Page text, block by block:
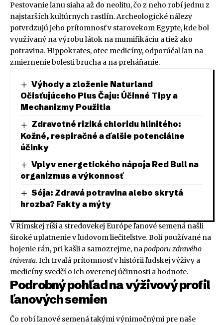
Pestovanie ľanu siaha až do neolitu, čo z neho robí jednu z
najstarších kultúrnych rastlín. Archeologické nálezy
potvrdzujú jeho prítomnosť v starovekom Egypte, kde bol
využívaný na výrobu látok na mumifikáciu a tiež ako
potravina. Hippokrates, otec medicíny, odporúčal ľan na
zmiernenie bolesti brucha a na preháňanie.
Výhody a zloženie Naturland
Očisťujúceho Plus Čaju: Účinné Tipy a
Mechanizmy Použitia
Zdravotné riziká chloridu hlinitého:
Kožné, respiračné a ďalšie potenciálne
účinky
Vplyv energetického nápoja Red Bull na
organizmus a výkonnosť
Sója: Zdravá potravina alebo skrytá
hrozba? Fakty a mýty
V Rímskej ríši a stredovekej Európe ľanové semená našli
široké uplatnenie v ľudovom liečiteľstve. Boli používané na
hojenie rán, pri kašli a samozrejme, napodporu zdravého
trávenia. Ich trvalá prítomnosť v histórii ľudskej výživy a
medicíny svedčí o ich overenej účinnosti a hodnote.
Podrobný pohľad na výživový profil
ľanových semien
Čo robí ľanové semená takými výnimočnými pre naše